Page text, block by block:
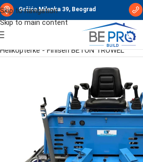
Skip to navigation
Skip to main content
Grčića Milenka 39, Beograd
Početna Industrijski podovi i estrih/
Helikopterke - Finišeri BETON TROWEL